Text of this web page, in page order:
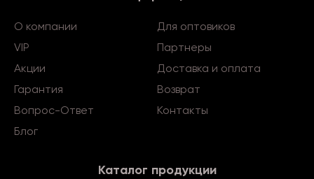
О компании
Для оптовиков
VIP
Партнеры
Акции
Доставка и оплата
Гарантия
Возврат
Вопрос-Ответ
Контакты
Блог
Каталог продукции